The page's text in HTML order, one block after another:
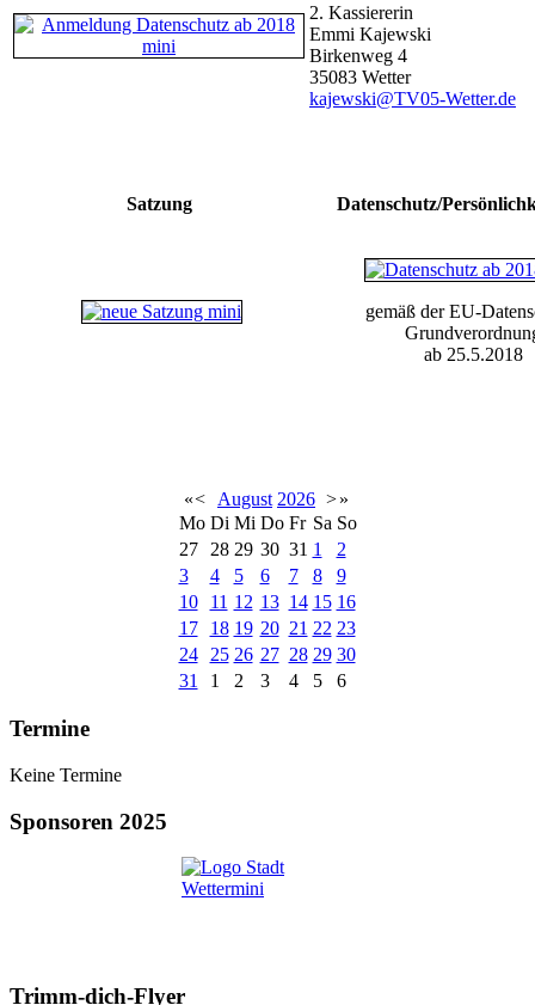
2. Kassiererin
Emmi Kajewski
Birkenweg 4
35083 Wetter
kajewski@TV05-Wetter.de
Satzung Datenschutz/
gemäß der EU-
ab 25.5.2018
«< August 2026 >»
Mo Di Mi Do Fr Sa So
27
28 29 30 31 1
2
3
4 5 6 7 8
9
10
11 12 13 14 15 16
17
18 19 20 21 22 23
24
25 26 27 28 29 30
31
1 2 3 4 5 6
Termine
Keine Termine
Sponsoren 2025
Trimm-dich-Flyer